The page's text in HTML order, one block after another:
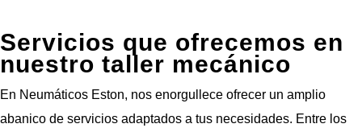
Servicios que ofrecemos en
nuestro taller mecánico
En Neumáticos Eston, nos enorgullece ofrecer un amplio
abanico de servicios adaptados a tus necesidades. Entre los